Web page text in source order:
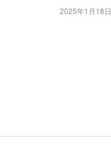
2025年1月18日